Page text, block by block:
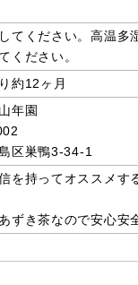
てください。高温多
ください。
約12ヶ月
年園
区巣鴨3-34-1
を持ってオススメす
ずき茶なので安心安